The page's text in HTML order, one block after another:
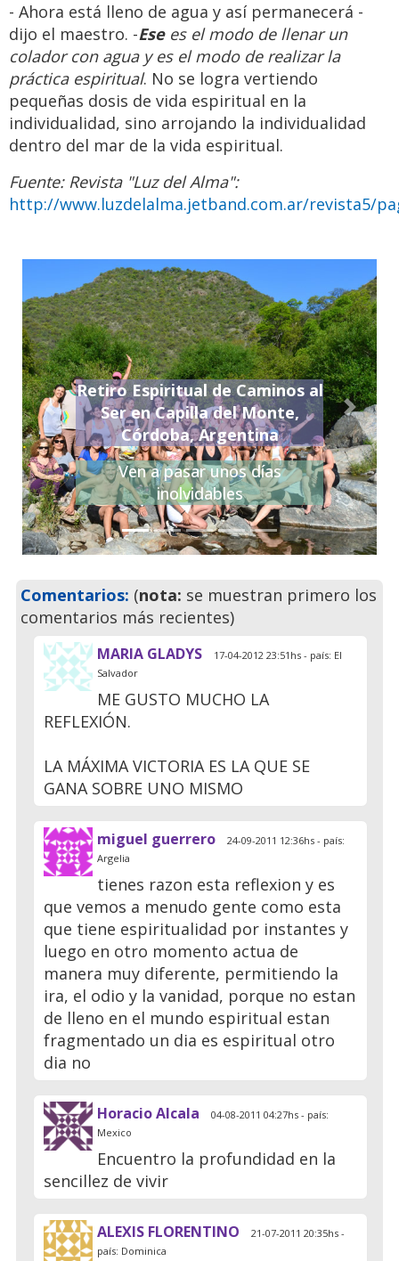
- Ahora está lleno de agua y así permanecerá -
dijo el maestro. -Esees el modo de llenar un
colador con agua y es el modo de realizar la
práctica espiritual. No se logra vertiendo
pequeñas dosis de vida espiritual en la
individualidad, sino arrojando la individualidad
dentro del mar de la vida espiritual.
Fuente: Revista "Luz del Alma":
http://www.luzdelalma.jetband.com.ar/revista5/
Retiro Espiritual de Caminos al
Ser en Capilla del Monte,
Córdoba, Argentina
Ven a pasar unos días
inolvidables
Previo
Comentarios: (nota: se muestran primero los
comentarios más recientes)
MARIA GLADYS 17-04-2012 23:51hs - país: El
Salvador
ME GUSTO MUCHO LA
REFLEXIÓN.
LA MÁXIMA VICTORIA ES LA QUE SE
GANA SOBRE UNO MISMO
miguel guerrero 24-09-2011 12:36hs - país:
Argelia
tienes razon esta reflexion y es
que vemos a menudo gente como esta
que tiene espiritualidad por instantes y
luego en otro momento actua de
manera muy diferente, permitiendo la
ira, el odio y la vanidad, porque no estan
de lleno en el mundo espiritual estan
fragmentado un dia es espiritual otro
dia no
Horacio Alcala 04-08-2011 04:27hs - país:
Mexico
Encuentro la profundidad en la
sencillez de vivir
ALEXIS FLORENTINO 21-07-2011 20:35hs -
país: Dominica